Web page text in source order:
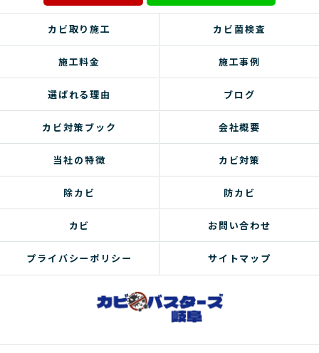
カビ取り施工 カビ菌検査
施工料金 施工事例
選ばれる理由 ブログ
カビ対策ブック 会社概要
当社の特徴 カビ対策
除カビ 防カビ
カビ お問い合わせ
プライバシーポリシー サイトマップ